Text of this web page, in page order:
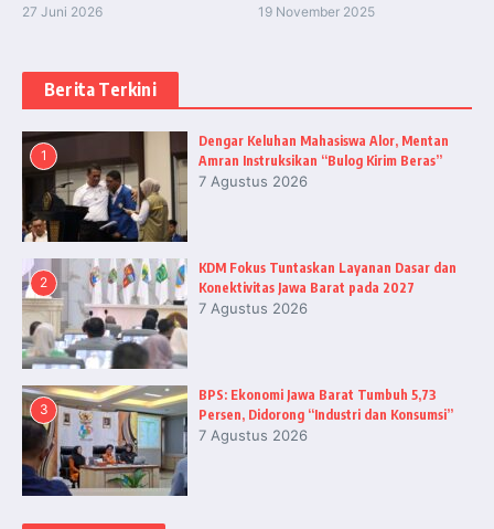
27 Juni 2026 19 November 2025
Berita Terkini
1
Dengar Keluhan Mahasiswa Alor, Mentan
Amran Instruksikan “Bulog Kirim Beras”
7 Agustus 2026
2
KDM Fokus Tuntaskan Layanan Dasar dan
Konektivitas Jawa Barat pada 2027
7 Agustus 2026
3
BPS: Ekonomi Jawa Barat Tumbuh 5,73
Persen, Didorong “Industri dan Konsumsi”
7 Agustus 2026